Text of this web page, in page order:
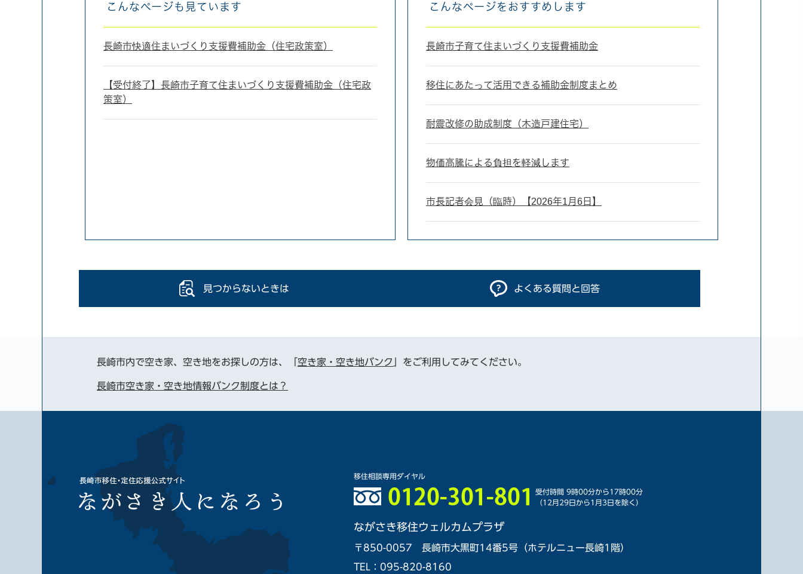
こんなページも見ています
長崎市快適住まいづくり支援費補助金（住宅政策室）
【受付終了】長崎市子育て住まいづくり支援費補助金（住宅政
策室）
こんなページをおすすめします
長崎市子育て住まいづくり支援費補助金
移住にあたって活用できる補助金制度まとめ
耐震改修の助成制度（木造戸建住宅）
物価高騰による負担を軽減します
市長記者会見（臨時）【2026年1月6日】
見つからないときは よくある質問と回答
長崎市内で空き家、空き地をお探しの方は、「 空き家・空き地バンク 」をご利用してみてください。
長崎市空き家・空き地情報バンク制度とは？
移住相談専用ダイヤル
受付時間 9時00分から17時00分
（12月29日から1月3日を除く）
ながさき移住ウェルカムプラザ
〒850-0057 長崎市大黒町14番5号（ホテルニュー長崎1階）
TEL
：095-820-8160